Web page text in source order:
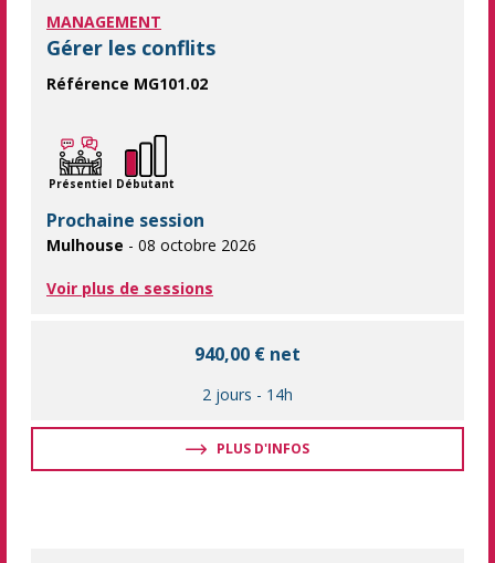
MANAGEMENT
Gérer les conflits
Référence MG101.02
Présentiel Débutant
Prochaine session
Mulhouse - 08 octobre 2026
Voir plus de sessions
940,00 € net
2 jours - 14h
PLUS D'INFOS